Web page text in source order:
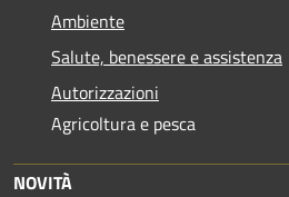
Ambiente
Salute, benessere e assistenza
Autorizzazioni
Agricoltura e pesca
NOVITÀ